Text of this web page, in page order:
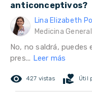
anticonceptivos?
Lina Elizabeth
Medicina General
No, no saldrá, puedes
pres... Leer más
remove_red_eye 427 vistas volunteer_activism Útil